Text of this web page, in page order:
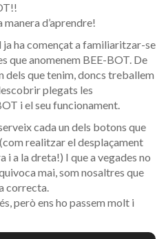
d’aprendre!
ja ha començat a familiaritzar-se
que anomenem BEE-BOT. De
dels que tenim, doncs treballem
plegats les
i el seu funcionament.
cada un dels botons que
realitzar el desplaçament
i a la dreta!) I que a vegades no
mai, som nosaltres que
correcta.
però ens ho passem molt i